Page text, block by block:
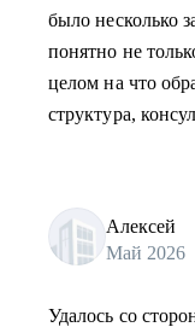
было несколько
понятно не
целом на что
структура,
Алексей
Май 2026
Удалось со